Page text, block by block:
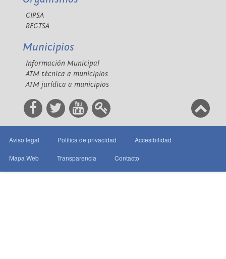
CIPSA
REGTSA
Municipios
Información Municipal
ATM técnica a municipios
ATM jurídica a municipios
Aviso legal Política de privacidad Accesibilidad
Mapa Web Transparencia Contacto